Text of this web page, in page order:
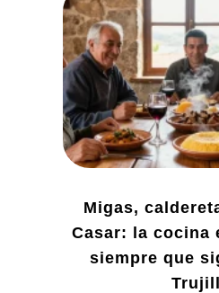
Migas,
Casar: la cocina
siempre que